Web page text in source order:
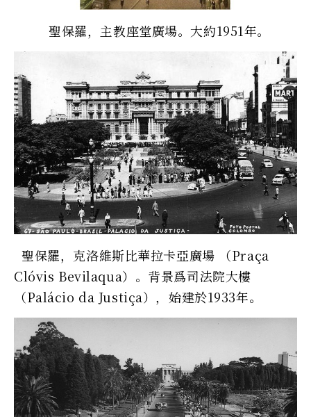
聖保羅，主教座堂廣場。大約1951年。
聖保羅，克洛維斯比華拉卡亞廣場 （Praça
Clóvis Bevilaqua）。背景爲司法院大樓
（Palácio da Justiça），始建於1933年。